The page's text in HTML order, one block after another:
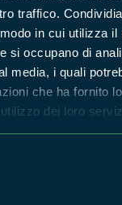
traffico.
in cui utilizza il
si occupano di
media, i quali
che ha fornito
dei loro
perché
delleGiornate
possibile visitare
del Lazio -